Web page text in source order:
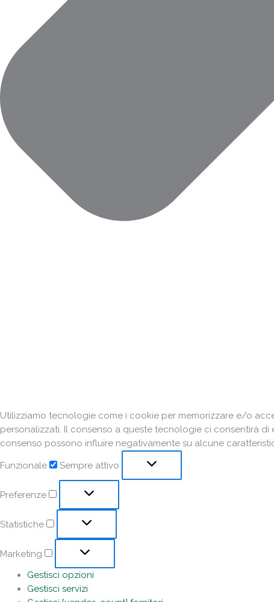
Utilizziamo tecnologie come i cookie per memorizzare e/o
personalizzati. Il consenso a queste tecnologie ci consentirà
consenso possono influire negativamente su alcune
Funzionale Sempre attivo
Preferenze
Statistiche
Marketing
Gestisci opzioni
Gestisci servizi